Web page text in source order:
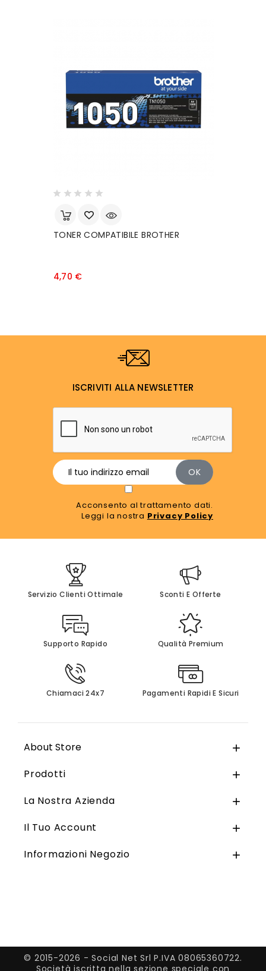
TONER COMPATIBILE BROTHER
4,70 €Prezzo
ISCRIVITI ALLA NEWSLETTER
Acconsento al trattamento dati.
Leggi la nostra Privacy Policy
Servizio Clienti Ottimale Sconti E Offerte
Supporto Rapido Qualità Premium
Chiamaci 24x7 Pagamenti Rapidi E Sicuri
About Store 
Prodotti 
La Nostra Azienda 
Il Tuo Account 
Informazioni Negozio 
© 2015-2026 - Social Net Srl P.IVA 08065360722.